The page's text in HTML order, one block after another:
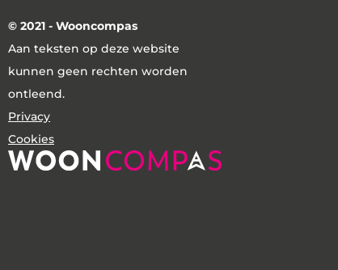
© 2021 - Wooncompas
Aan teksten op deze website
kunnen geen rechten worden
ontleend.
Privacy
Cookies